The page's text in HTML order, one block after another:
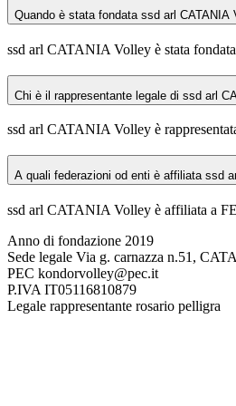
Quando è stata fondata ssd arl CATANIA
ssd arl CATANIA Volley è stata
Chi è il rappresentante legale di ssd arl
ssd arl CATANIA Volley è
A quali federazioni od enti è affiliata ssd
ssd arl CATANIA Volley è affiliata a
Anno di fondazione 2019
Sede legale Via g. carnazza n.51,
PEC kondorvolley@pec.it
P.IVA IT05116810879
Legale rappresentante rosario pelligra